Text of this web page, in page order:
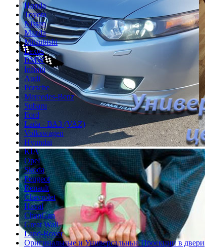
Honda
Toyota
Nissan
Mazda
Mitsubishi
Lexus
BMW
Infiniti
Audi
Porsche
Mercedes-Benz
Subaru
Ford
Lada - ВАЗ (VAZ)
Volkswagen
Hyundai
KIA
Opel
Skoda
Peugeot
Renault
Chevrolet
Haval
ChanGan
Great Wall
Land-Rover
Оригинальные и Универсальные Проекции в двери